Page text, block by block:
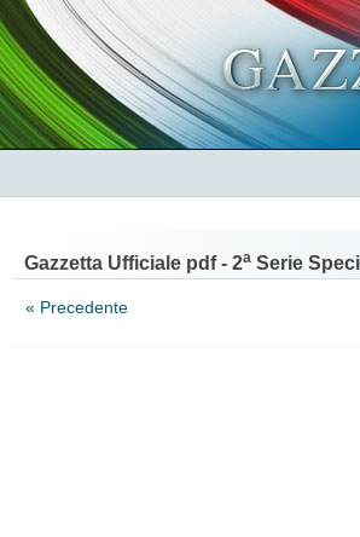
Gazzetta Ufficiale pdf - 2a Serie
« Precedente